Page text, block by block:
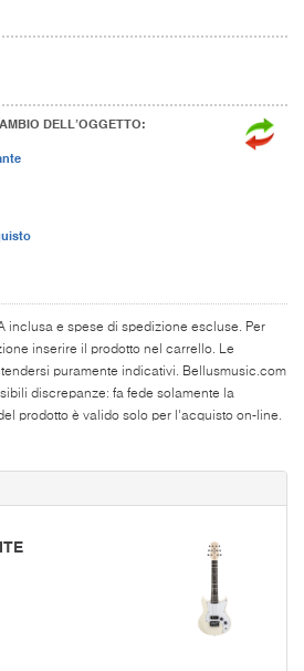
DELL’OGGETTO:
inclusa e spese di spedizione escluse. Per
inserire il prodotto nel carrello. Le
puramente indicativi. Bellusmusic.com
discrepanze: fa fede solamente la
prodotto è valido solo per l'acquisto on-line.